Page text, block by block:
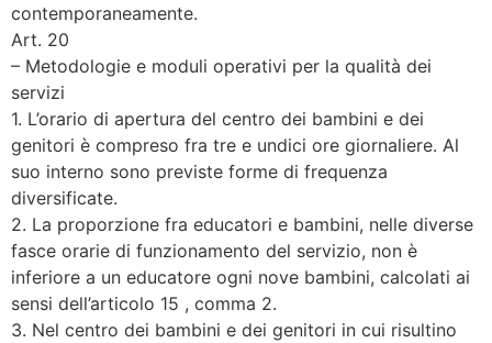
contemporaneamente.
Art. 20
– Metodologie e moduli operativi per la qualità dei
servizi
1. L’orario di apertura del centro dei bambini e dei
genitori è compreso fra tre e undici ore giornaliere. Al
suo interno sono previste forme di frequenza
diversificate.
2. La proporzione fra educatori e bambini, nelle diverse
fasce orarie di funzionamento del servizio, non è
inferiore a un educatore ogni nove bambini, calcolati ai
sensi dell’articolo 15 , comma 2.
3. Nel centro dei bambini e dei genitori in cui risultino